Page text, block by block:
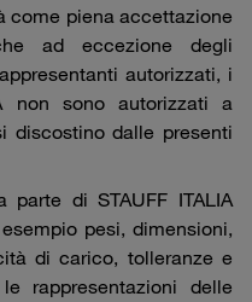
come piena accettazione
ad eccezione degli
autorizzati, i
non sono autorizzati a
discostino dalle presenti
di STAUFF ITALIA
pesi, dimensioni,
di carico, tolleranze e
rappresentazioni delle